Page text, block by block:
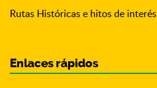
Rutas Históricas e hitos de interés
Enlaces rápidos